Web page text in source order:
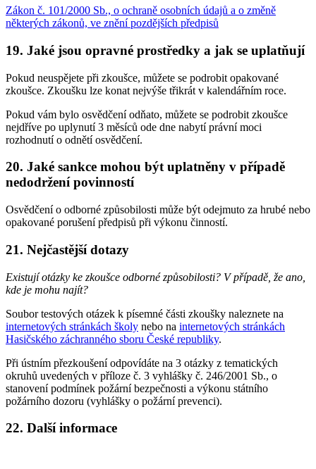
Zákon č. 101/2000 Sb., o ochraně osobních údajů a o změně
některých zákonů, ve znění pozdějších předpisů
19. Jaké jsou opravné prostředky a jak se uplatňují
Pokud neuspějete při zkoušce, můžete se podrobit opakované
zkoušce. Zkoušku lze konat nejvýše třikrát v kalendářním roce.
Pokud vám bylo osvědčení odňato, můžete se podrobit zkoušce
nejdříve po uplynutí 3 měsíců ode dne nabytí právní moci
rozhodnutí o odnětí osvědčení.
20. Jaké sankce mohou být uplatněny v případě
nedodržení povinností
Osvědčení o odborné způsobilosti může být odejmuto za hrubé nebo
opakované porušení předpisů při výkonu činností.
21. Nejčastější dotazy
Existují otázky ke zkoušce odborné způsobilosti? V případě, že ano,
kde je mohu najít?
Soubor testových otázek k písemné části zkoušky naleznete na
internetových stránkách školy nebo na internetových stránkách
Hasičského záchranného sboru České republiky.
Při ústním přezkoušení odpovídáte na 3 otázky z tematických
okruhů uvedených v příloze č. 3 vyhlášky č. 246/2001 Sb., o
stanovení podmínek požární bezpečnosti a výkonu státního
požárního dozoru (vyhlášky o požární prevenci).
22. Další informace